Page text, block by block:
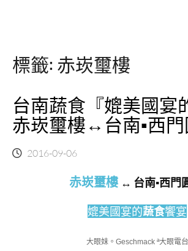
標籤: 赤崁璽樓
台南蔬食『媲美國宴
赤崁璽樓↔台南▪西門
2016-09-06
赤崁璽樓 ↔ 台南▪西門
媲美國宴的蔬食饗宴
大眼妹。Geschmack ª大眼電台